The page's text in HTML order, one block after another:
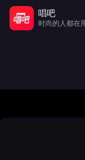
唱吧
时尚的人都在